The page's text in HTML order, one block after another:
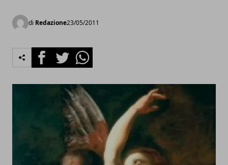
di Redazione23/05/2011
FacebookTwitterWhatsapp